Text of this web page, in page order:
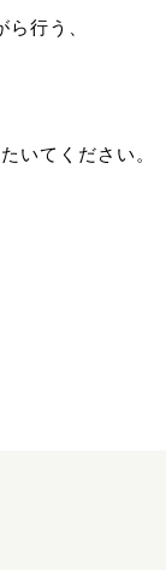
行う、
いてください。